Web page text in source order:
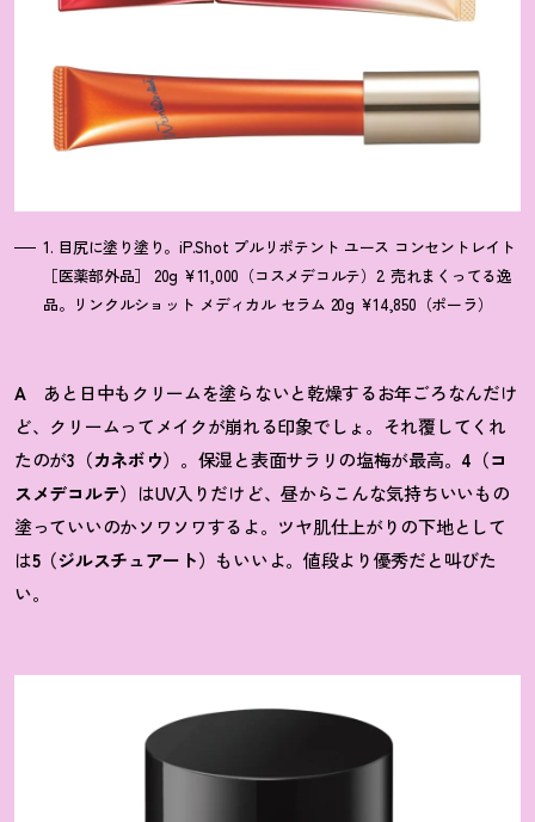
1. 目尻に塗り塗り。iP.Shot プルリポテント ユース コンセントレイト
［医薬部外品］ 20g ¥11,000（コスメデコルテ）2. 売れまくってる逸
品。リンクルショット メディカル セラム 20g ¥14,850（ポーラ）
Aあと日中もクリームを塗らないと乾燥するお年ごろなんだけ
ど、クリームってメイクが崩れる印象でしょ。それ覆してくれ
たのが3（カネボウ） 。保湿と表面サラリの塩梅が最高。 4（コ
スメデコルテ） はUV入りだけど、昼からこんな気持ちいいもの
塗っていいのかソワソワするよ。ツヤ肌仕上がりの下地として
は5（ジルスチュアート） もいいよ。値段より優秀だと叫びた
い。